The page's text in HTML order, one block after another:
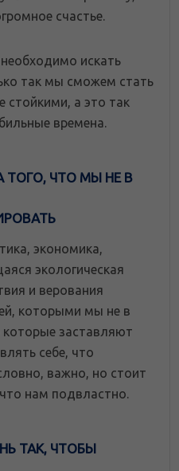
счастье.
искать
так мы сможем стать
стойкими, а это так
времена.
ТОГО, ЧТО МЫ НЕ В
экономика,
экологическая
и верования
которыми мы не в
которые заставляют
себе, что
важно, но стоит
нам подвластно.
ТАК, ЧТОБЫ